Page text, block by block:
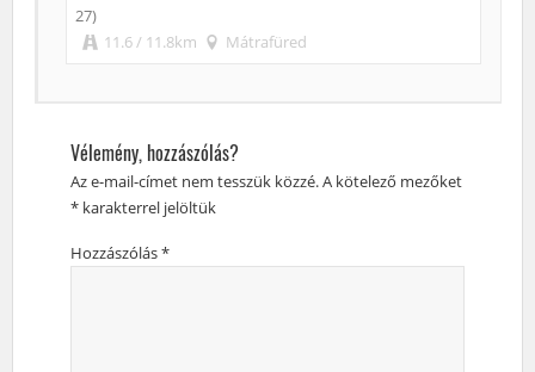
27)
11.6 / 11.8km
Mátrafüred
Vélemény, hozzászólás?
Az e-mail-címet nem tesszük közzé.A kötelező mezőket
*karakterrel jelöltük
Hozzászólás*